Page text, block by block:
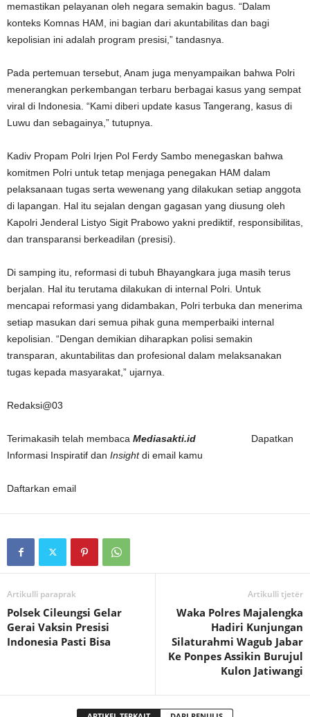
memastikan pelayanan oleh negara semakin bagus. “Dalam
konteks Komnas HAM, ini bagian dari akuntabilitas dan bagi
kepolisian ini adalah program presisi,” tandasnya.
Pada pertemuan tersebut, Anam juga menyampaikan bahwa Polri
menerangkan perkembangan terbaru berbagai kasus yang sempat
viral di Indonesia. “Kami diberi update kasus Tangerang, kasus di
Luwu dan sebagainya,” tutupnya.
Kadiv Propam Polri Irjen Pol Ferdy Sambo menegaskan bahwa
komitmen Polri untuk tetap menjaga penegakan HAM dalam
pelaksanaan tugas serta wewenang yang dilakukan setiap anggota
di lapangan. Hal itu sejalan dengan gagasan yang diusung oleh
Kapolri Jenderal Listyo Sigit Prabowo yakni prediktif, responsibilitas,
dan transparansi berkeadilan (presisi).
Di samping itu, reformasi di tubuh Bhayangkara juga masih terus
berjalan. Hal itu terutama dilakukan di internal Polri. Untuk
mencapai reformasi yang didambakan, Polri terbuka dan menerima
setiap masukan dari semua pihak guna memperbaiki internal
kepolisian. “Dengan demikian diharapkan polisi semakin
transparan, akuntabilitas dan profesional dalam melaksanakan
tugas kepada masyarakat,” ujarnya.
Redaksi@03
Terimakasih telah membaca Mediasakti.id Dapatkan
Informasi Inspiratif dan Insightdi email kamu
Daftarkan email
Artikulli paraprak
Polsek Cileungsi Gelar
Gerai Vaksin Presisi
Indonesia Pasti Bisa
Artikulli tjetër
Waka Polres Majalengka
Hadiri Kunjungan
Silaturahmi Wagub Jabar
Ke Ponpes Assikin Burujul
Kulon Jatiwangi